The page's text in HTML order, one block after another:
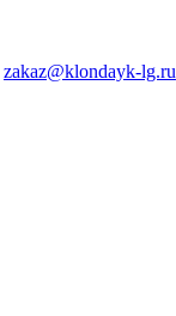
zakaz@klondayk-lg.ru